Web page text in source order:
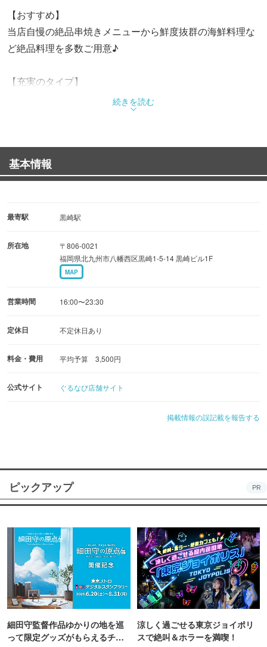
【おすすめ】
当店自慢の絶品串焼きメニューから鮮度抜群の海鮮料理な
ど絶品料理を多数ご用意♪
【充実のタイプ】
ゆったりとした大人の隠れ家空間
2名様〜大人数もOKの個室を完備！
【コース】
《雅》2.5時間飲み放題＊8品＊3500円
会なら『葵屋』へ！
続きを読む
基本情報
最寄駅 黒崎駅
所在地
〒806-0021
福岡県北九州市八幡西区黒崎1-5-14 黒崎ビル1F
MAP
営業時間 16:00〜23:30
定休日 不定休日あり
料金・費用 平均予算 3,500円
公式サイト ぐるなび店舗サイト
掲載情報の誤記載を報告する
ピックアップ PR
細田守監督作品ゆかりの地を巡
って限定グッズがもらえるチャ
涼しく過ごせる東京ジョイポリ
スで絶叫＆ホラーを満喫！